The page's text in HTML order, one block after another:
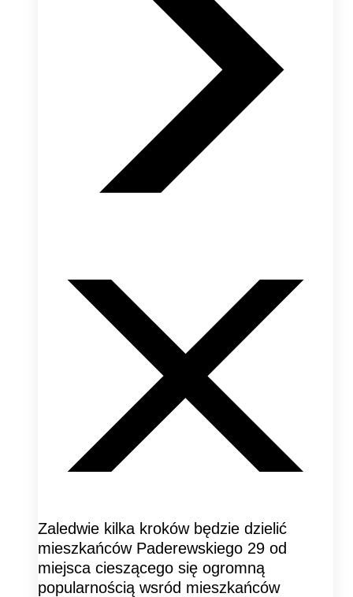
Zaledwie kilka kroków będzie dzielić
mieszkańców Paderewskiego 29 od
miejsca cieszącego się ogromną
popularnością wsród mieszkańców